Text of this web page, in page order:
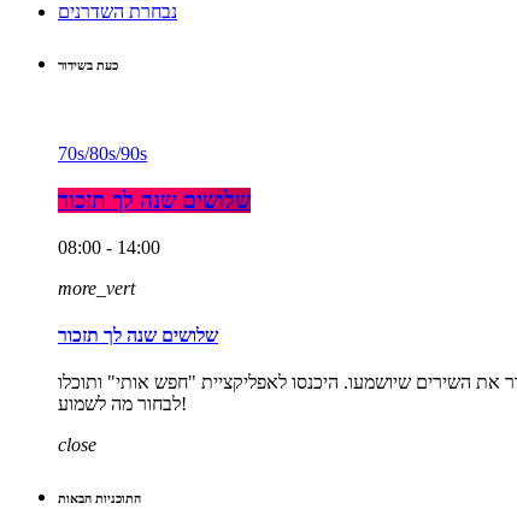
נבחרת השדרנים
כעת בשידור
70s/80s/90s
שלושים שנה לך תזכור
08:00 - 14:00
more_vert
שלושים שנה לך תזכור
התכנית היחידה ברדיו שנותנת לכם לבחור את השירים שיושמעו. היכנסו לאפליקציית "חפש אותי" ותוכלו
לבחור מה לשמוע!
close
התוכניות הבאות